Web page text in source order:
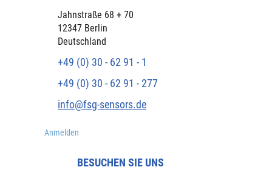
​Jahnstraße 68 + 70
12347 Berlin
Deutschland
+49 (0) 30 - 62 91 - 1
+49 (0) 30 - 62 91 - 277
info@fsg-sensors.de
Anmelden
BESUCHEN SIE UNS